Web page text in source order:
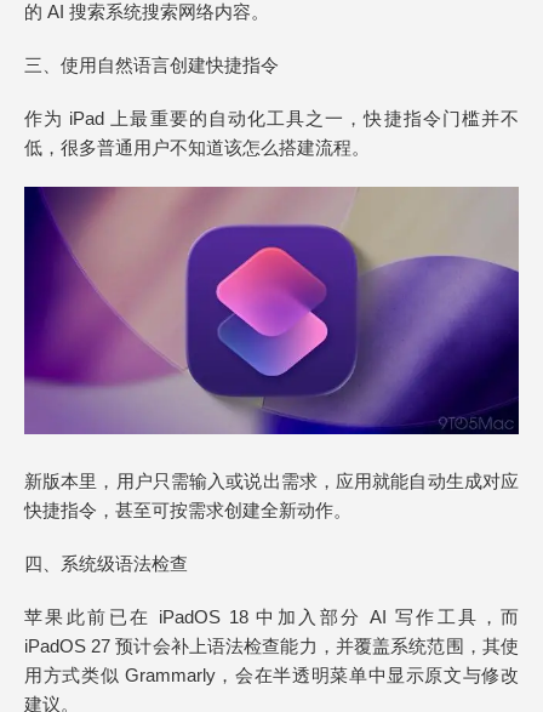
的 AI 搜索系统搜索网络内容。
三、使用自然语言创建快捷指令
作为 iPad 上最重要的自动化工具之一，快捷指令门槛并不
低，很多普通用户不知道该怎么搭建流程。
新版本里，用户只需输入或说出需求，应用就能自动生成对应
快捷指令，甚至可按需求创建全新动作。
四、系统级语法检查
苹果此前已在 iPadOS 18 中加入部分 AI 写作工具，而
iPadOS 27 预计会补上语法检查能力，并覆盖系统范围，其使
用方式类似 Grammarly，会在半透明菜单中显示原文与修改
建议。